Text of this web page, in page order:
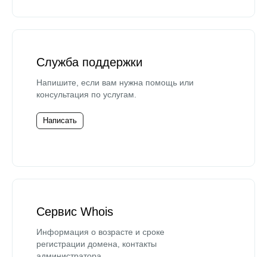
Служба поддержки
Напишите, если вам нужна помощь или
консультация по услугам.
Написать
Сервис Whois
Информация о возрасте и сроке
регистрации домена, контакты